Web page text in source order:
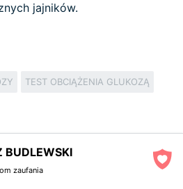
jajników.
TEST OBCIĄŻENIA GLUKOZĄ
BUDLEWSKI
zaufania